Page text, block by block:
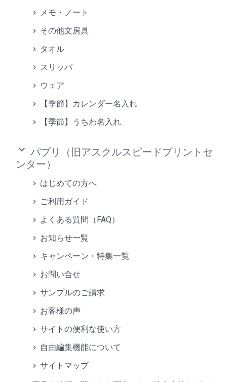
メモ・ノート
その他文房具
タオル
スリッパ
ウェア
【季節】カレンダー名入れ
【季節】うちわ名入れ
keyboard_arrow_down パプリ（旧アスクルスピードプリントセ
ンター）
はじめての方へ
ご利用ガイド
よくある質問（FAQ）
お知らせ一覧
キャンペーン・特集一覧
お問い合せ
サンプルのご請求
お客様の声
サイトの便利な使い方
自由編集機能について
サイトマップ